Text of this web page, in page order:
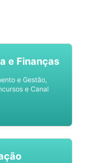
e Finanças
e Gestão,
e Canal